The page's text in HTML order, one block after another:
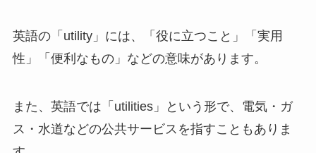
英語の「utility」には、「役に立つこと」「実用
性」「便利なもの」などの意味があります。
また、英語では「utilities」という形で、電気・ガ
ス・水道などの公共サービスを指すこともありま